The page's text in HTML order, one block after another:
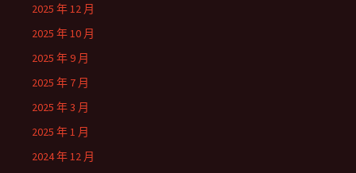
2025 年 12 月
2025 年 10 月
2025 年 9 月
2025 年 7 月
2025 年 3 月
2025 年 1 月
2024 年 12 月